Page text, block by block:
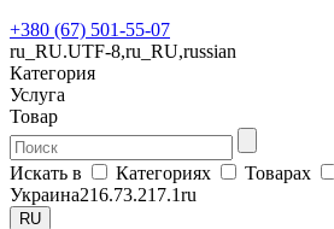
+380 (67) 501-55-07
ru_RU.UTF-8,ru_RU,russian
Категория
Услуга
Товар
Искать в Категориях Товарах
Украина216.73.217.1ru
RU